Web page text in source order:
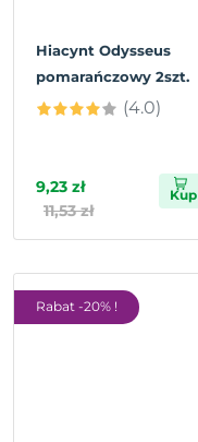
Hiacynt Odysseus
pomarańczowy 2szt.
(4.0)
9,23 zł
11,53 zł
Kup
Rabat -20% !